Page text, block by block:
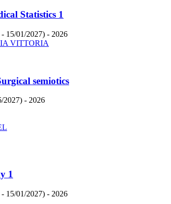
Statistics 1
- 15/01/2027) - 2026
VITTORIA
semiotics
2027) - 2026
1
- 15/01/2027) - 2026